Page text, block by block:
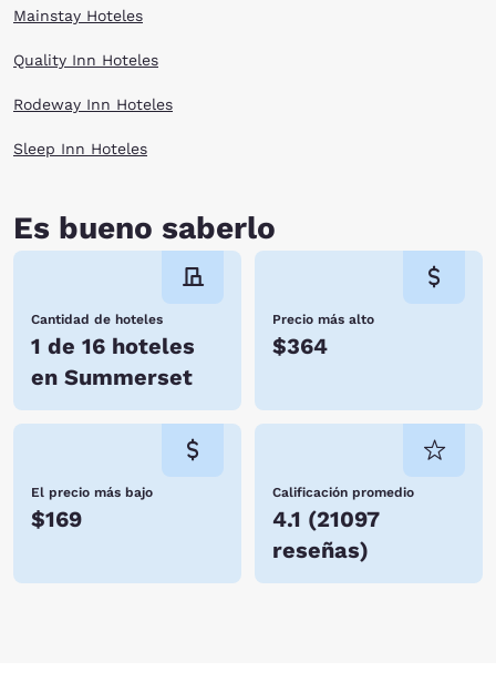
Mainstay Hoteles
Quality Inn Hoteles
Rodeway Inn Hoteles
Sleep Inn Hoteles
Es bueno saberlo
Cantidad de hoteles
1 de 16 hoteles
en Summerset
Precio más alto
$364
El precio más bajo
$169
Calificación promedio
4.1 (21097
reseñas)